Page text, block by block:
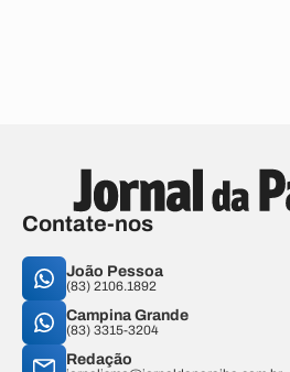
Contate-nos
João Pessoa
(83) 2106.1892
Campina Grande
(83) 3315-3204
Redação